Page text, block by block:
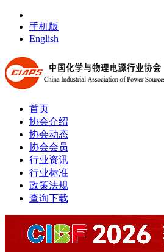
手机版
English
首页
协会介绍
协会动态
协会会员
行业资讯
行业标准
政策法规
查询下载